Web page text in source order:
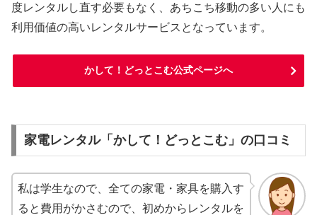
度レンタルし直す必要もなく、あちこち移動の多い人にも
利用価値の高いレンタルサービスとなっています。
かして！どっとこむ公式ページへ
家電レンタル「かして！どっとこむ」の口コミ
私は学生なので、全ての家電・家具を購入す
ると費用がかさむので、初めからレンタルを